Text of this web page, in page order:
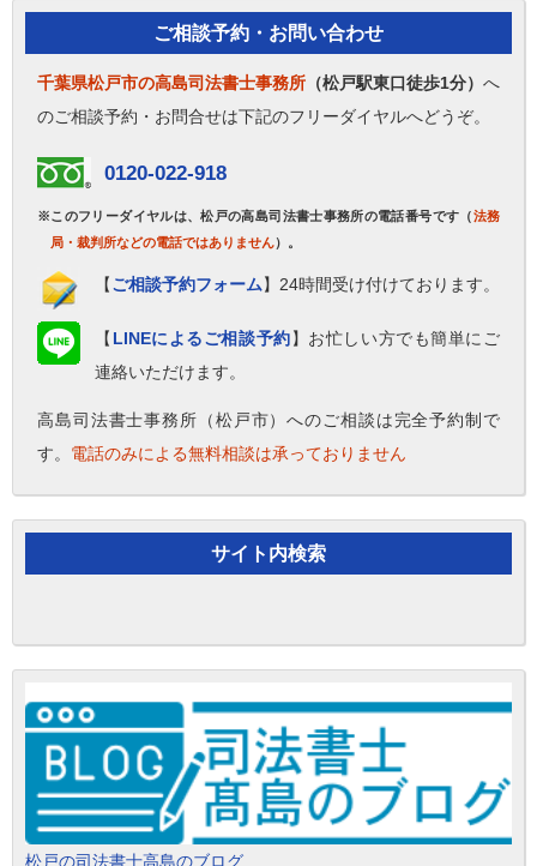
ご相談予約・お問い合わせ
千葉県松戸市の高島司法書士事務所 （松戸駅東口徒歩1分） へ
のご相談予約・お問合せは下記のフリーダイヤルへどうぞ。
0120-022-918
※このフリーダイヤルは、松戸の高島司法書士事務所の電話番号です（法務
局・裁判所などの電話ではありません）。
【ご相談予約フォーム】24時間受け付けております。
【 LINEによるご相談予約】お忙しい方でも簡単にご
連絡いただけます。
高島司法書士事務所（松戸市）へのご相談は完全予約制で
す。 電話のみによる無料相談は承っておりません
サイト内検索
松戸の司法書士高島のブログ